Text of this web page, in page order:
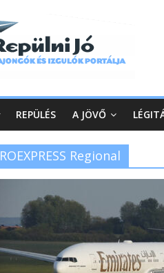
REPÜLÉS A JÖVŐ
Regional